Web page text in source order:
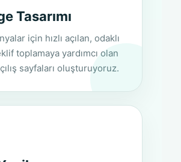
Tasarımı
için hızlı açılan, odaklı
toplamaya yardımcı olan
sayfaları oluşturuyoruz.